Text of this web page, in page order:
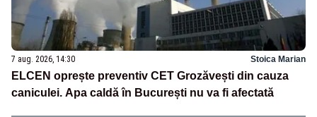
7 aug. 2026, 14:30 Stoica Marian
ELCEN oprește preventiv CET Grozăvești din cauza
caniculei. Apa caldă în București nu va fi afectată